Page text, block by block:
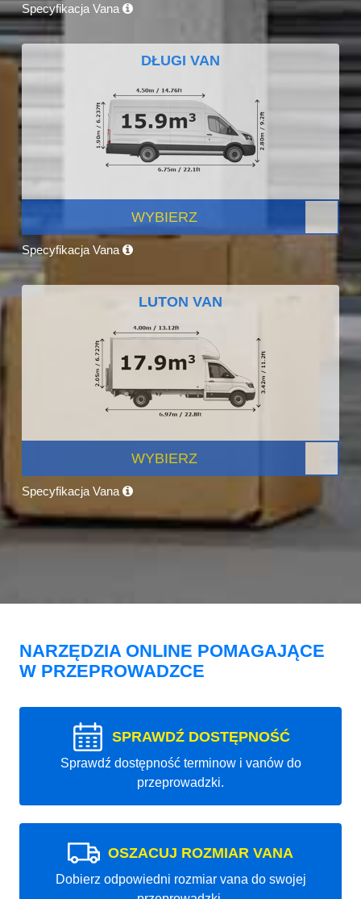
Specyfikacja Vana
DŁUGI VAN
WYBIERZ
Specyfikacja Vana
LUTON VAN
WYBIERZ
Specyfikacja Vana
NARZĘDZIA ONLINE POMAGAJĄCE
W PRZEPROWADZCE
SPRAWDŹ DOSTĘPNOŚĆ
Sprawdź dostępność terminow i vanów do
przeprowadzki.
OSZACUJ ROZMIAR VANA
Dobierz odpowiedni rozmiar vana do swojej